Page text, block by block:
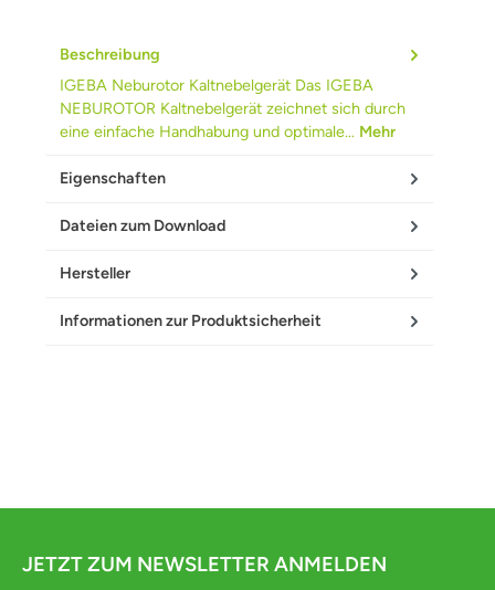
Beschreibung
IGEBA Neburotor Kaltnebelgerät Das IGEBA
NEBUROTOR Kaltnebelgerät zeichnet sich durch
eine einfache Handhabung und optimale… Mehr
Eigenschaften
Dateien zum Download
Hersteller
Informationen zur Produktsicherheit
JETZT ZUM NEWSLETTER ANMELDEN